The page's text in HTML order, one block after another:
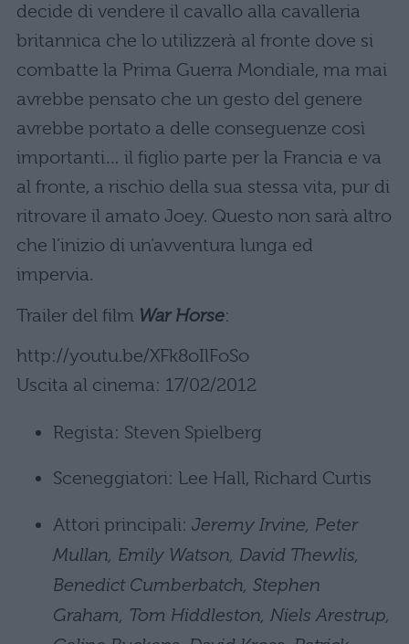
decide di vendere il cavallo alla cavalleria
britannica che lo utilizzerà al fronte dove si
combatte la Prima Guerra Mondiale, ma mai
avrebbe pensato che un gesto del genere
avrebbe portato a delle conseguenze così
importanti… il figlio parte per la Francia e va
al fronte, a rischio della sua stessa vita, pur di
ritrovare il amato Joey. Questo non sarà altro
che l’inizio di un’avventura lunga ed
impervia.
Trailer del film War Horse:
http://youtu.be/XFk8oIlFoSo
Uscita al cinema: 17/02/2012
Regista: Steven Spielberg
Sceneggiatori: Lee Hall, Richard Curtis
Attori principali: Jeremy Irvine, Peter
Mullan, Emily Watson, David Thewlis,
Benedict Cumberbatch, Stephen
Graham, Tom Hiddleston, Niels Arestrup,